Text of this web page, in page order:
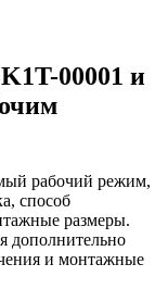
00001 и
рабочий режим,
способ
размеры.
дополнительно
и монтажные